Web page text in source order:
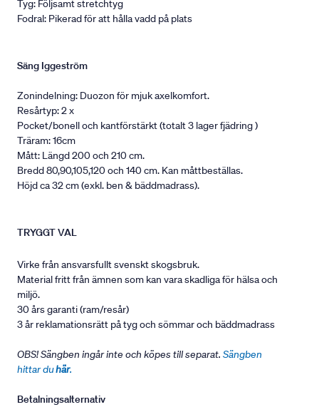
Tyg: Följsamt stretchtyg
Fodral: Pikerad för att hålla vadd på plats
Säng Iggeström
Zonindelning: Duozon för mjuk axelkomfort.
Resårtyp: 2 x
Pocket/bonell och kantförstärkt (totalt 3 lager fjädring )
Träram: 16cm
Mått: Längd 200 och 210 cm.
Bredd 80,90,105,120 och 140 cm. Kan måttbeställas.
Höjd ca 32 cm (exkl. ben & bäddmadrass).
TRYGGT VAL
Virke från ansvarsfullt svenskt skogsbruk.
Material fritt från ämnen som kan vara skadliga för hälsa och
miljö.
30 års garanti (ram/resår)
3 år reklamationsrätt på tyg och sömmar och bäddmadrass
OBS! Sängben ingår inte och köpes till separat. Sängben
hittar duhär.
Betalningsalternativ